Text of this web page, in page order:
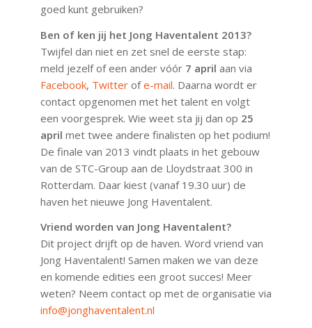
goed kunt gebruiken?
Ben of ken jij het Jong Haventalent 2013?
Twijfel dan niet en zet snel de eerste stap:
meld jezelf of een ander vóór 7 april aan via
Facebook, Twitterofe-mail. Daarna wordt er
contact opgenomen met het talent en volgt
een voorgesprek. Wie weet sta jij dan op 25
april met twee andere finalisten op het podium!
De finale van 2013 vindt plaats in het gebouw
van de STC-Group aan de Lloydstraat 300 in
Rotterdam. Daar kiest (vanaf 19.30 uur) de
haven het nieuwe Jong Haventalent.
Vriend worden van Jong Haventalent?
Dit project drijft op de haven. Word vriend van
Jong Haventalent! Samen maken we van deze
en komende edities een groot succes! Meer
weten? Neem contact op met de organisatie via
info@jonghaventalent.nl